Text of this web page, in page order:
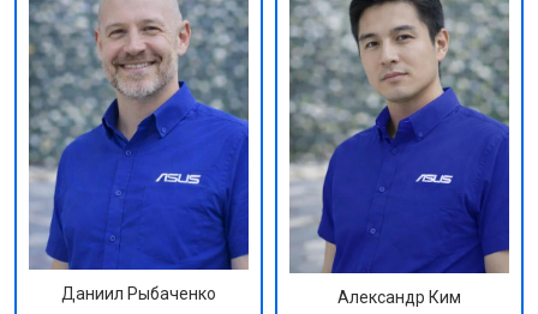
Даниил Рыбаченко Александр Ким